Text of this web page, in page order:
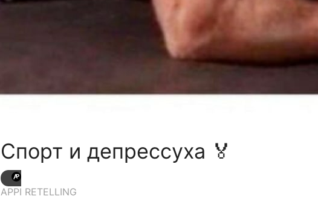
Спорт и депрессуха 🏅
APPI RETELLING